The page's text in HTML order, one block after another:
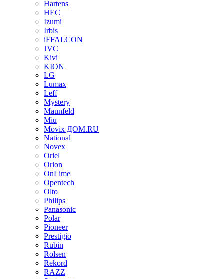
Hartens
HEC
Izumi
Irbis
iFFALCON
JVC
Kivi
KION
LG
Lumax
Leff
Mystery
Maunfeld
Miu
Movix ДОМ.RU
National
Novex
Oriel
Orion
OnLime
Opentech
Olto
Philips
Panasonic
Polar
Pioneer
Prestigio
Rubin
Rolsen
Rekord
RAZZ